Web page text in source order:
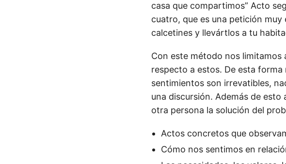
casa que compartimos” Acto
cuatro, que es una petición muy
calcetines y llevártlos a tu
Con este método nos
respecto a estos. De esta
sentimientos son irrevatibles,
una discursión. Además de esto
otra persona la solución del
Actos concretos que
Cómo nos sentimos en